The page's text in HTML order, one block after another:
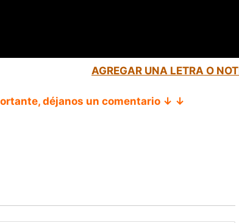
AGREGAR UNA LETRA O
déjanos un comentario ↓ ↓